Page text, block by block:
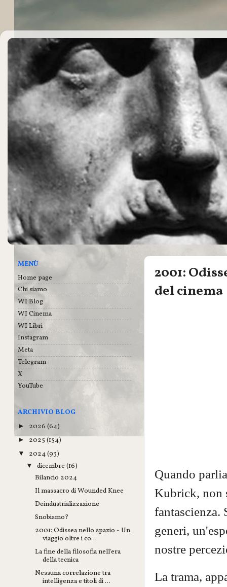
2001:
del cinema
Quando
Kubrick, non
fantascienza.
generi,
nostre
La trama,
MENÙ
Home page
Chi siamo
WI Blog
WI Cinema
WI Libri
Instagram
Meta
Telegram
X
YouTube
ARCHIVIO BLOG
► 2026 (64)
► 2025 (154)
▼ 2024(93)
▼dicembre(16)
Bilancio 2024
Il massacro di Wounded Knee
Deindustrializzazione
Snobismo?
2001: Odissea nello spazio - Un
viaggio oltre i co...
La fine della filosofia nell'era
della tecnica
Nessuna correlazione tra
intelligenza e titoli di ...